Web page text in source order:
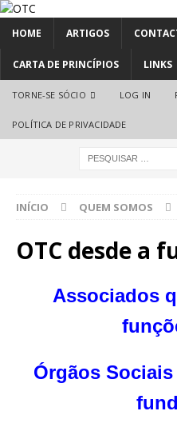
HOME ARTIGOS
CARTA DE PRINCÍPIOS LINKS
TORNE-SE SÓCIO LOG IN
POLÍTICA DE PRIVACIDADE
INÍCIO QUEM SOMOS
OTC desde a
Associados
Órgãos